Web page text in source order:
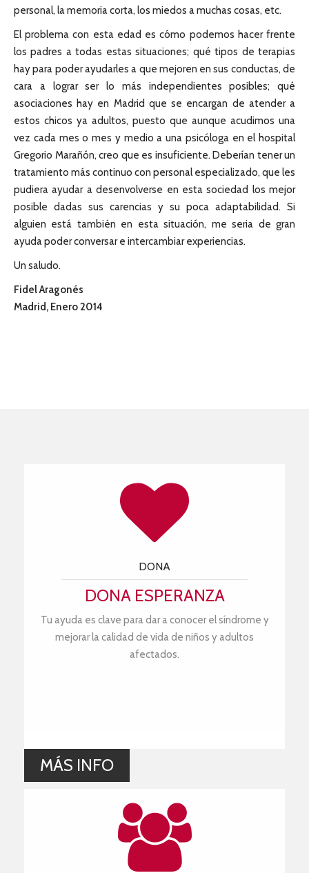
personal, la memoria corta, los miedos a muchas cosas, etc.
El problema con esta edad es cómo podemos hacer frente
los padres a todas estas situaciones; qué tipos de terapias
hay para poder ayudarles a que mejoren en sus conductas, de
cara a lograr ser lo más independientes posibles; qué
asociaciones hay en Madrid que se encargan de atender a
estos chicos ya adultos, puesto que aunque acudimos una
vez cada mes o mes y medio a una psicóloga en el hospital
Gregorio Marañón, creo que es insuficiente. Deberían tener un
tratamiento más continuo con personal especializado, que les
pudiera ayudar a desenvolverse en esta sociedad los mejor
posible dadas sus carencias y su poca adaptabilidad. Si
alguien está también en esta situación, me seria de gran
ayuda poder conversar e intercambiar experiencias.
Un saludo.
Fidel Aragonés
Madrid, Enero 2014
DONA
DONA ESPERANZA
Tu ayuda es clave para dar a conocer el síndrome y
mejorar la calidad de vida de niños y adultos
afectados.
MÁS INFO